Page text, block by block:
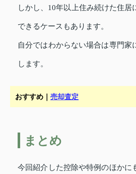
しかし、10年以上住み続けた住居
できるケースもあります。
自分ではわからない場合は専門家
します。
おすすめ｜ 売却査定
まとめ
今回紹介した控除や特例のほかに